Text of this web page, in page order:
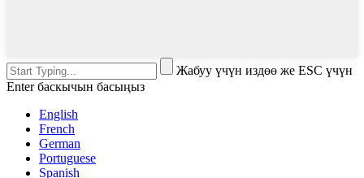
Жабуу үчүн издөө же ESC үчүн
Enter баскычын басыңыз
English
French
German
Portuguese
Spanish